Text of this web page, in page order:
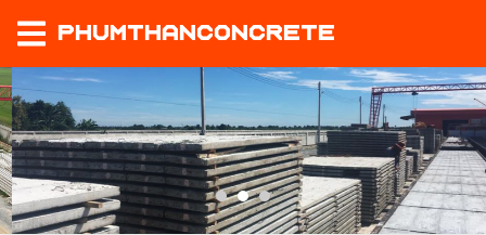
phumthanconcrete